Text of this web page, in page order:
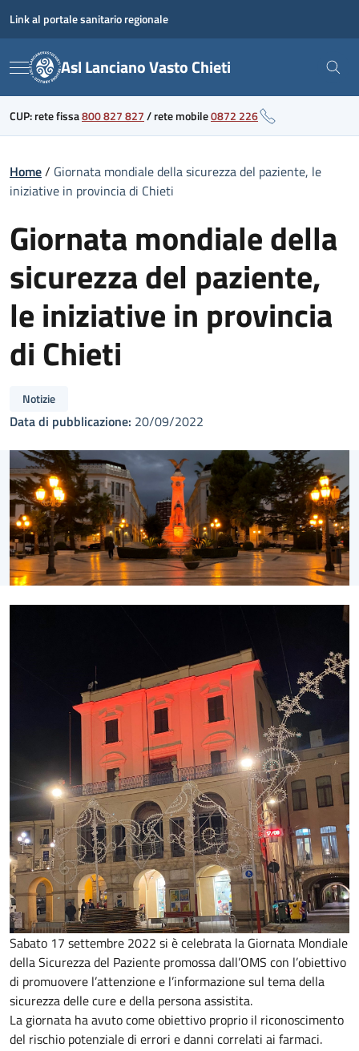
content
Link al portale sanitario regionale
Menu Asl Lanciano Vasto Chieti
CUP: rete fissa800 827 827/rete mobile0872 226
Home/ Giornata mondiale della sicurezza del paziente, le
iniziative in provincia di Chieti
Giornata mondiale della
sicurezza del paziente,
le iniziative in provincia
di Chieti
Notizie
Data di pubblicazione: 20/09/2022
Sabato 17 settembre 2022 si è celebrata la Giornata Mondiale
della Sicurezza del Paziente promossa dall’OMS con l’obiettivo
di promuovere l’attenzione e l’informazione sul tema della
sicurezza delle cure e della persona assistita.
La giornata ha avuto come obiettivo proprio il riconoscimento
del rischio potenziale di errori e danni correlati ai farmaci.